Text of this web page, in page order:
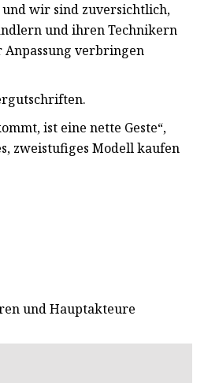
wir sind zuversichtlich,
und ihren Technikern
verbringen
ist eine nette Geste“,
zweistufiges Modell kaufen
und Hauptakteure